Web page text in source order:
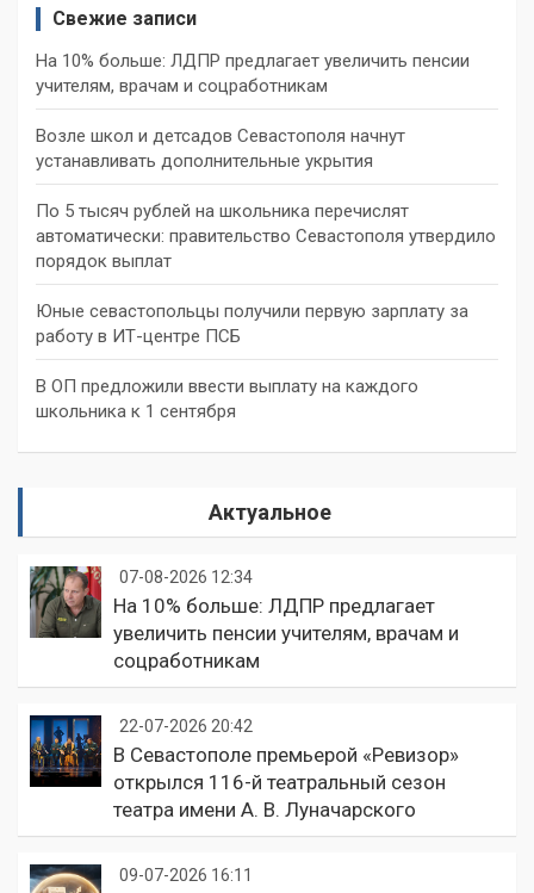
Свежие записи
На 10% больше: ЛДПР предлагает увеличить пенсии
учителям, врачам и соцработникам
Возле школ и детсадов Севастополя начнут
устанавливать дополнительные укрытия
По 5 тысяч рублей на школьника перечислят
автоматически: правительство Севастополя утвердило
порядок выплат
Юные севастопольцы получили первую зарплату за
работу в ИТ-центре ПСБ
В ОП предложили ввести выплату на каждого
школьника к 1 сентября
Актуальное
07-08-2026 12:34
На 10% больше: ЛДПР предлагает
увеличить пенсии учителям, врачам и
соцработникам
22-07-2026 20:42
В Севастополе премьерой «Ревизор»
открылся 116-й театральный сезон
театра имени А. В. Луначарского
09-07-2026 16:11